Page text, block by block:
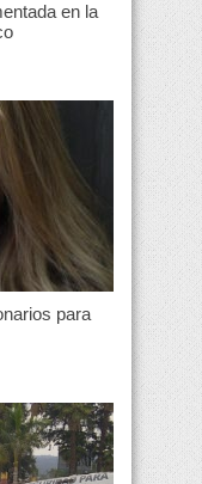
en la
para